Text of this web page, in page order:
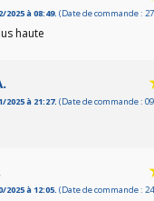
à 08:49. (Date de commande :
haute
à 21:27. (Date de commande :
à 12:05. (Date de commande :